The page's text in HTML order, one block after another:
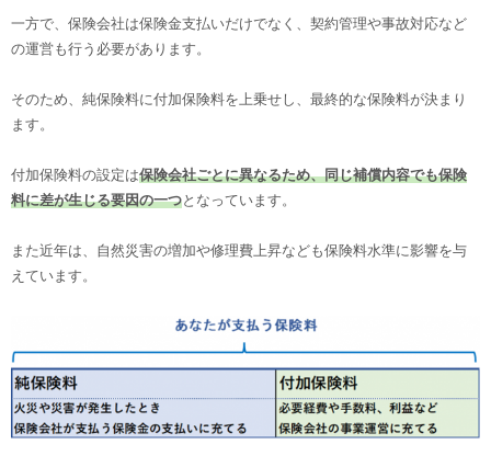
一方で、保険会社は保険金支払いだけでなく、契約管理や事故対応など
の運営も行う必要があります。
そのため、純保険料に付加保険料を上乗せし、最終的な保険料が決まり
ます。
付加保険料の設定は保険会社ごとに異なるため、同じ補償内容でも保険
料に差が生じる要因の一つとなっています。
また近年は、自然災害の増加や修理費上昇なども保険料水準に影響を与
えています。